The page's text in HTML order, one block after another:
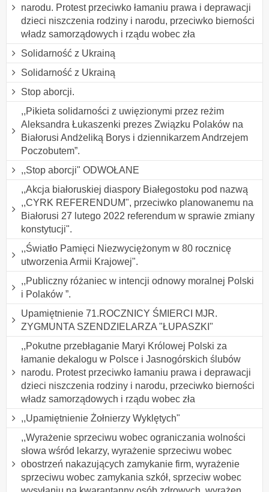
narodu. Protest przeciwko łamaniu prawa i deprawacji
dzieci niszczenia rodziny i narodu, przeciwko bierności
władz samorządowych i rządu wobec zła
Solidarność z Ukrainą
Solidarność z Ukrainą
Stop aborcji.
,,Pikieta solidarności z uwięzionymi przez reżim
Aleksandra Łukaszenki prezes Związku Polaków na
Białorusi Andżeliką Borys i dziennikarzem Andrzejem
Poczobutem”.
,,Stop aborcji" ODWOŁANE
,,Akcja białoruskiej diaspory Białegostoku pod nazwą
,,CYRK REFERENDUM", przeciwko planowanemu na
Białorusi 27 lutego 2022 referendum w sprawie zmiany
konstytucji".
,,Światło Pamięci Niezwyciężonym w 80 rocznicę
utworzenia Armii Krajowej".
,,Publiczny różaniec w intencji odnowy moralnej Polski
i Polaków ”.
Upamiętnienie 71.ROCZNICY ŚMIERCI MJR.
ZYGMUNTA SZENDZIELARZA "ŁUPASZKI"
,,Pokutne przebłaganie Maryi Królowej Polski za
łamanie dekalogu w Polsce i Jasnogórskich ślubów
narodu. Protest przeciwko łamaniu prawa i deprawacji
dzieci niszczenia rodziny i narodu, przeciwko bierności
władz samorządowych i rządu wobec zła
,,Upamiętnienie Żołnierzy Wyklętych"
,,Wyrażenie sprzeciwu wobec ograniczania wolności
słowa wśród lekarzy, wyrażenie sprzeciwu wobec
obostrzeń nakazujących zamykanie firm, wyrażenie
sprzeciwu wobec zamykania szkół, sprzeciw wobec